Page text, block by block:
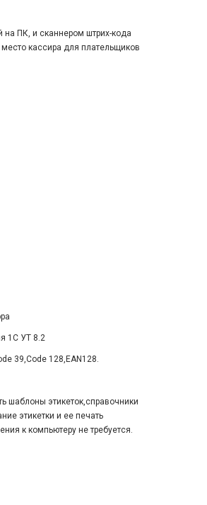
на ПК, и сканнером штрих-кода
кассира для плательщиков
1С УТ 8.2
39,Code 128,EAN128.
шаблоны этикеток,справочники
этикетки и ее печать
к компьютеру не требуется.